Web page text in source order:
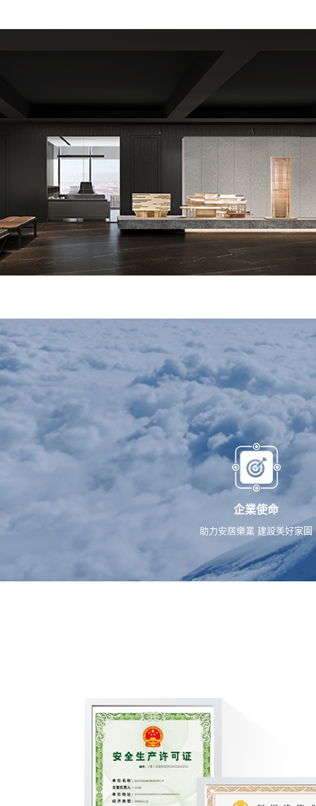
企業使命
助力安居樂業 建設美好家園